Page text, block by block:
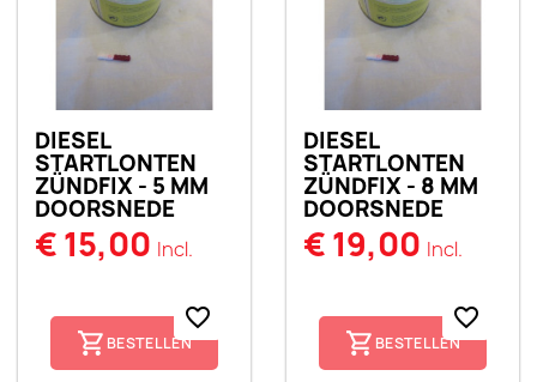
DIESEL
STARTLONTEN
ZÜNDFIX - 5 MM
DOORSNEDE
€ 15,00 Incl.
BESTELLEN
favorite_border
DIESEL
STARTLONTEN
ZÜNDFIX - 8 MM
DOORSNEDE
€ 19,00 Incl.
BESTELLEN
favorite_border